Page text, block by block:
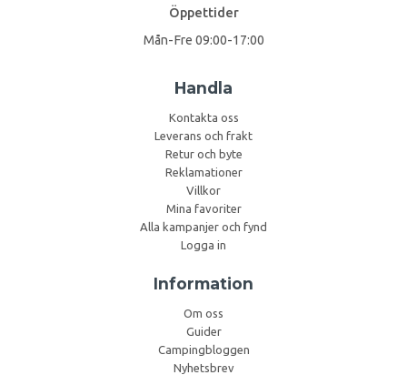
Öppettider
Mån-Fre 09:00-17:00
Handla
Kontakta oss
Leverans och frakt
Retur och byte
Reklamationer
Villkor
Mina favoriter
Alla kampanjer och fynd
Logga in
Information
Om oss
Guider
Campingbloggen
Nyhetsbrev